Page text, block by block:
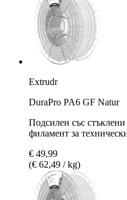
Extrudr
DuraPro PA6 GF Natur
Подсилен със
филамент за
€ 49,99
(€ 62,49 / kg)